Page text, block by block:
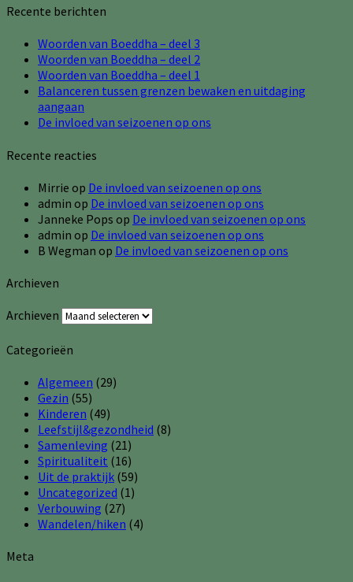
Recente berichten
Woorden van Boeddha – deel 3
Woorden van Boeddha – deel 2
Woorden van Boeddha – deel 1
Balanceren tussen grenzen bewaken en uitdaging
aangaan
De invloed van seizoenen op ons
Recente reacties
Mirrie op De invloed van seizoenen op ons
admin op De invloed van seizoenen op ons
Janneke Pops op De invloed van seizoenen op ons
admin op De invloed van seizoenen op ons
B Wegman op De invloed van seizoenen op ons
Archieven
Archieven
Categorieën
Algemeen (29)
Gezin (55)
Kinderen (49)
Leefstijl&gezondheid (8)
Samenleving (21)
Spiritualiteit (16)
Uit de praktijk (59)
Uncategorized (1)
Verbouwing (27)
Wandelen/hiken (4)
Meta